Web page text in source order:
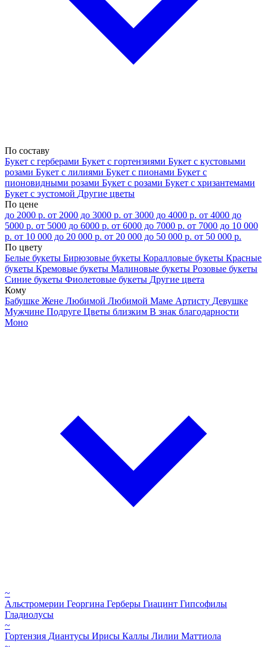
По составу
Букет с герберами Букет с гортензиями Букет с кустовыми
розами Букет с лилиями Букет с пионами Букет с
пионовидными розами Букет с розами Букет с хризантемами
Букет с эустомой Другие цветы
По цене
до 2000 р. от 2000 до 3000 р. от 3000 до 4000 р. от 4000 до
5000 р. от 5000 до 6000 р. от 6000 до 7000 р. от 7000 до 10 000
р. от 10 000 до 20 000 р. от 20 000 до 50 000 р. от 50 000 р.
По цвету
Белые букеты Бирюзовые букеты Коралловые букеты Красные
букеты Кремовые букеты Малиновые букеты Розовые букеты
Синие букеты Фиолетовые букеты Другие цвета
Кому
Бабушке Жене Любимой Любимой Маме Артисту Девушке
Мужчине Подруге Цветы близким В знак благодарности
Моно
~
Альстромерии Георгина Герберы Гиацинт Гипсофилы
Гладиолусы
~
Гортензия Диантусы Ирисы Каллы Лилии Маттиола